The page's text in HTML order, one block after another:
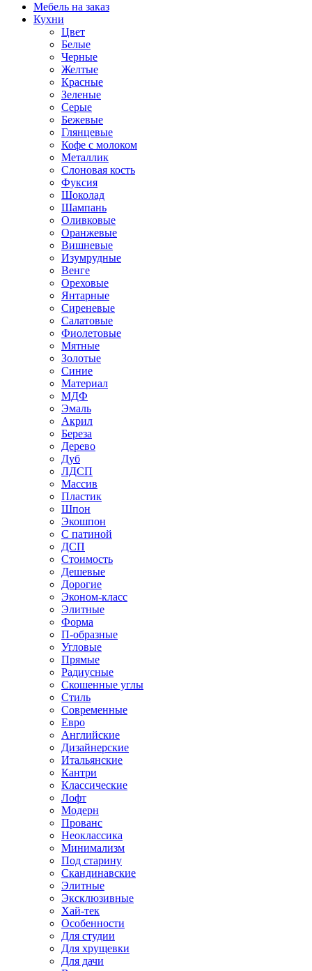
Мебель на заказ
Кухни
Цвет
Белые
Черные
Желтые
Красные
Зеленые
Серые
Бежевые
Глянцевые
Кофе с молоком
Металлик
Слоновая кость
Фуксия
Шоколад
Шампань
Оливковые
Оранжевые
Вишневые
Изумрудные
Венге
Ореховые
Янтарные
Сиреневые
Салатовые
Фиолетовые
Мятные
Золотые
Синие
Материал
МДФ
Эмаль
Акрил
Береза
Дерево
Дуб
ЛДСП
Массив
Пластик
Шпон
Экошпон
С патиной
ДСП
Стоимость
Дешевые
Дорогие
Эконом-класс
Элитные
Форма
П-образные
Угловые
Прямые
Радиусные
Скошенные углы
Стиль
Современные
Евро
Английские
Дизайнерские
Итальянские
Кантри
Классические
Лофт
Модерн
Прованс
Неоклассика
Минимализм
Под старину
Скандинавские
Элитные
Эксклюзивные
Хай-тек
Особенности
Для студии
Для хрущевки
Для дачи